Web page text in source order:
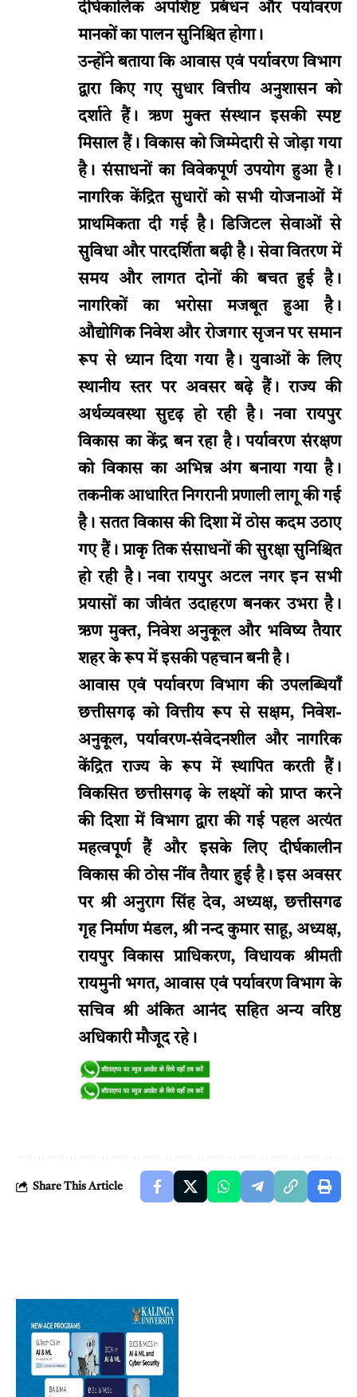
दीर्घकालिक अपशिष्ट प्रबंधन और पर्यावरण
मानकों का पालन सुनिश्चित होगा।
उन्होंने बताया कि आवास एवं पर्यावरण विभाग
द्वारा किए गए सुधार वित्तीय अनुशासन को
दर्शाते हैं। ऋण मुक्त संस्थान इसकी स्पष्ट
मिसाल हैं। विकास को जिम्मेदारी से जोड़ा गया
है। संसाधनों का विवेकपूर्ण उपयोग हुआ है।
नागरिक केंद्रित सुधारों को सभी योजनाओं में
प्राथमिकता दी गई है। डिजिटल सेवाओं से
सुविधा और पारदर्शिता बढ़ी है। सेवा वितरण में
समय और लागत दोनों की बचत हुई है।
नागरिकों का भरोसा मजबूत हुआ है।
औद्योगिक निवेश और रोजगार सृजन पर समान
रूप से ध्यान दिया गया है। युवाओं के लिए
स्थानीय स्तर पर अवसर बढ़े हैं। राज्य की
अर्थव्यवस्था सुदृढ़ हो रही है। नवा रायपुर
विकास का केंद्र बन रहा है। पर्यावरण संरक्षण
को विकास का अभिन्न अंग बनाया गया है।
तकनीक आधारित निगरानी प्रणाली लागू की गई
है। सतत विकास की दिशा में ठोस कदम उठाए
गए हैं। प्राकृ तिक संसाधनों की सुरक्षा सुनिश्चित
हो रही है। नवा रायपुर अटल नगर इन सभी
प्रयासों का जीवंत उदाहरण बनकर उभरा है।
ऋण मुक्त, निवेश अनुकूल और भविष्य तैयार
शहर के रूप में इसकी पहचान बनी है।
आवास एवं पर्यावरण विभाग की उपलब्धियाँ
छत्तीसगढ़ को वित्तीय रूप से सक्षम, निवेश-
अनुकूल, पर्यावरण-संवेदनशील और नागरिक
केंद्रित राज्य के रूप में स्थापित करती हैं।
विकसित छत्तीसगढ़ के लक्ष्यों को प्राप्त करने
की दिशा में विभाग द्वारा की गई पहल अत्यंत
महत्वपूर्ण हैं और इसके लिए दीर्घकालीन
विकास की ठोस नींव तैयार हुई है। इस अवसर
पर श्री अनुराग सिंह देव, अध्यक्ष, छत्तीसगढ
गृह निर्माण मंडल, श्री नन्द कुमार साहू, अध्यक्ष,
रायपुर विकास प्राधिकरण, विधायक श्रीमती
रायमुनी भगत, आवास एवं पर्यावरण विभाग के
सचिव श्री अंकित आनंद सहित अन्य वरिष्ठ
अधिकारी मौजूद रहे।
Share This Article